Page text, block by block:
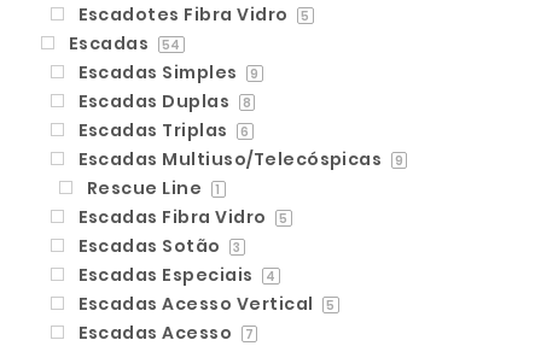
Escadotes Fibra Vidro 5
Escadas 54
Escadas Simples 9
Escadas Duplas 8
Escadas Triplas 6
Escadas Multiuso/Telecóspicas 9
Rescue Line 1
Escadas Fibra Vidro 5
Escadas Sotão 3
Escadas Especiais 4
Escadas Acesso Vertical 5
Escadas Acesso 7